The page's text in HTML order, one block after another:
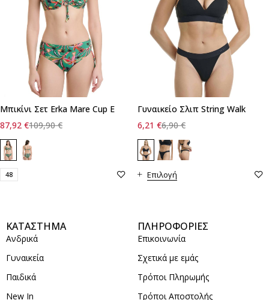
Μπικίνι Σετ Erka Mare Cup E
109,90€
87,92 €
48
Γυναικείο Σλιπ String Walk
6,90€
6,21 €
Επιλογή
ΚΑΤΑΣΤΗΜΑ
Ανδρικά
Γυναικεία
Παιδικά
New In
ΠΛΗΡΟΦΟΡΙΕΣ
Επικοινωνία
Σχετικά με εμάς
Τρόποι Πληρωμής
Τρόποι Αποστολής